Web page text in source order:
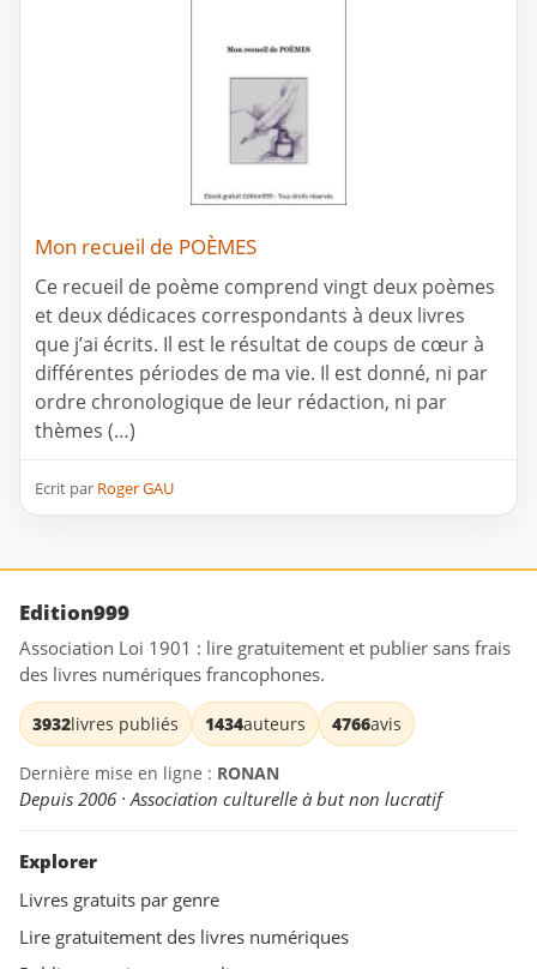
Mon recueil de POÈMES
Ce recueil de poème comprend vingt deux poèmes
et deux dédicaces correspondants à deux livres
que j’ai écrits. Il est le résultat de coups de cœur à
différentes périodes de ma vie. Il est donné, ni par
ordre chronologique de leur rédaction, ni par
thèmes (…)
Ecrit par Roger GAU
Edition999
Association Loi 1901 : lire gratuitement et publier sans frais
des livres numériques francophones.
3932livres publiés 1434auteurs 4766avis
Dernière mise en ligne : RONAN
Depuis 2006 · Association culturelle à but non lucratif
Explorer
Livres gratuits par genre
Lire gratuitement des livres numériques